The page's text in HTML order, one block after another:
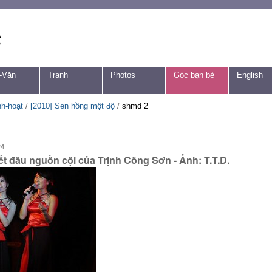
Tranh Photos Góc bạn bè English
hoạt / [2010] Sen hồng một độ / shmd 2
đâu nguồn cội của Trịnh Công Sơn - Ảnh: T.T.D.